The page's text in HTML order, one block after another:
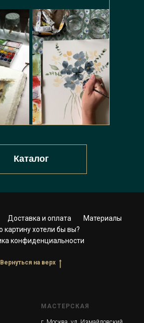
Каталог
Доставка и оплата
Материалы
картину хотели бы вы?
конфиденциальности
Вернуться на верх
МАСТЕРСКАЯ